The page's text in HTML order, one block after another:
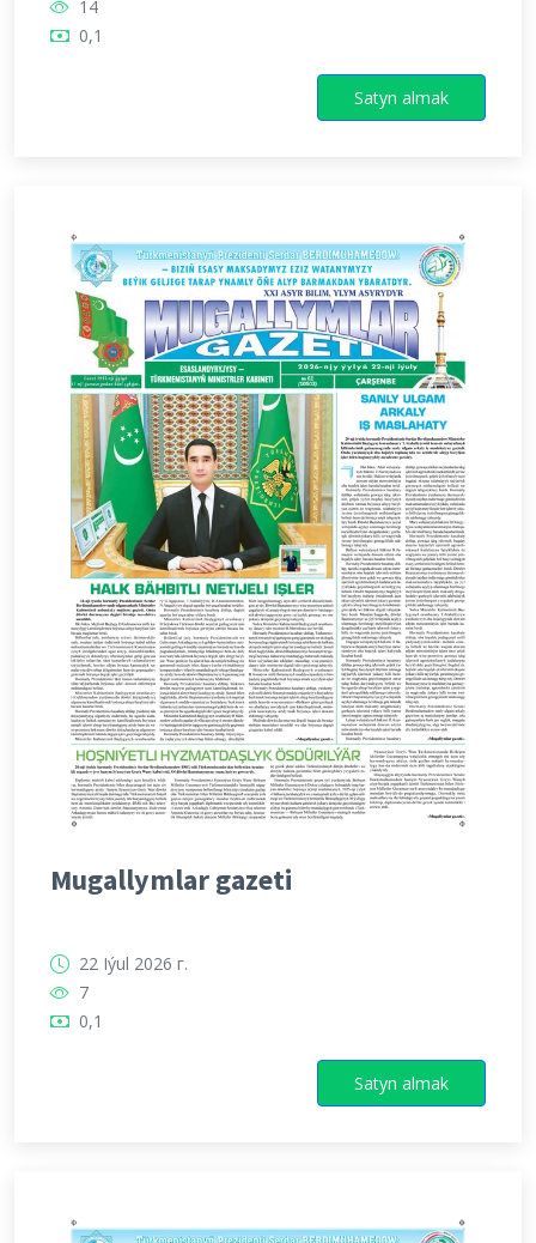
14
0,1
Satyn almak
Mugallymlar gazeti
22 Iýul 2026 г.
7
0,1
Satyn almak